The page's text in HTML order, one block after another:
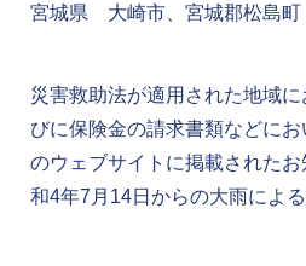
宮城県 大崎市、宮城郡松島町
災害救助法が適用された地域
びに保険金の請求書類などに
のウェブサイトに掲載されたお
和4年7月14日からの大雨によ